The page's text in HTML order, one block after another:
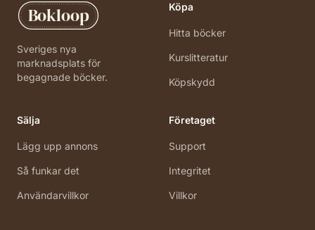
Bokloop
Sveriges nya
marknadsplats för
begagnade böcker.
Köpa
Hitta böcker
Kurslitteratur
Köpskydd
Sälja
Lägg upp annons
Så funkar det
Användarvillkor
Företaget
Support
Integritet
Villkor